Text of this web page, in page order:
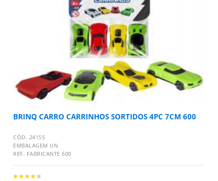
BRINQ CARRO CARRINHOS SORTIDOS 4PC 7CM 600
CÓD. 24155
EMBALAGEM UN
REF. FABRICANTE 600